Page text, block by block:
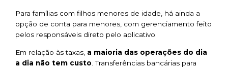
Para famílias com filhos menores de idade, há ainda a
opção de conta para menores, com gerenciamento feito
pelos responsáveis direto pelo aplicativo.
Em relação às taxas, a maioria das operações do dia
a dia não tem custo. Transferências bancárias para